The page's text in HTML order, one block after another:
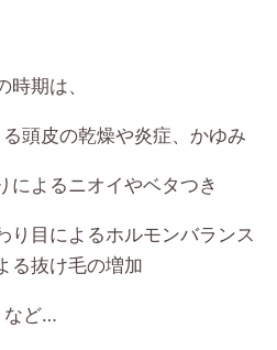
時期は、
頭皮の乾燥や炎症、かゆみ
によるニオイやベタつき
り目によるホルモンバランス
る抜け毛の増加
など…